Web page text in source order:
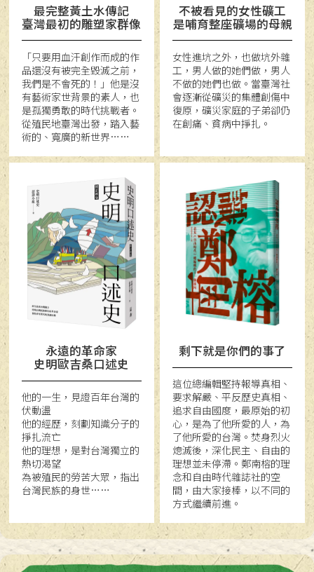
最完整黃土水傳記
臺灣最初的雕塑家群像
「只要用血汗創作而成的作
品還沒有被完全毀滅之前，
我們是不會死的！」他是沒
有藝術家世背景的素人，也
是孤獨勇敢的時代挑戰者。
從殖民地臺灣出發，踏入藝
術的、寬廣的新世界……
不被看見的女性礦工
是哺育整座礦場的母親
女性進坑之外，也做坑外雜
工，男人做的她們做，男人
不做的她們也做。當臺灣社
會逐漸從礦災的集體創傷中
復原，礦災家庭的子弟卻仍
在創痛、貧病中掙扎。
永遠的革命家
史明歐吉桑口述史
他的一生，見證百年台灣的
伏動盪
他的經歷，刻劃知識分子的
掙扎流亡
他的理想，是對台灣獨立的
熱切渴望
為被殖民的勞苦大眾，指出
台灣民族的身世……
剩下就是你們的事了
這位總編輯堅持報導真相、
要求解嚴、平反歷史真相、
追求自由國度，最原始的初
心，是為了他所愛的人，為
了他所愛的台灣。焚身烈火
熄滅後，深化民主、自由的
理想並未停滯。鄭南榕的理
念和自由時代雜誌社的空
間，由大家接棒，以不同的
方式繼續前進。